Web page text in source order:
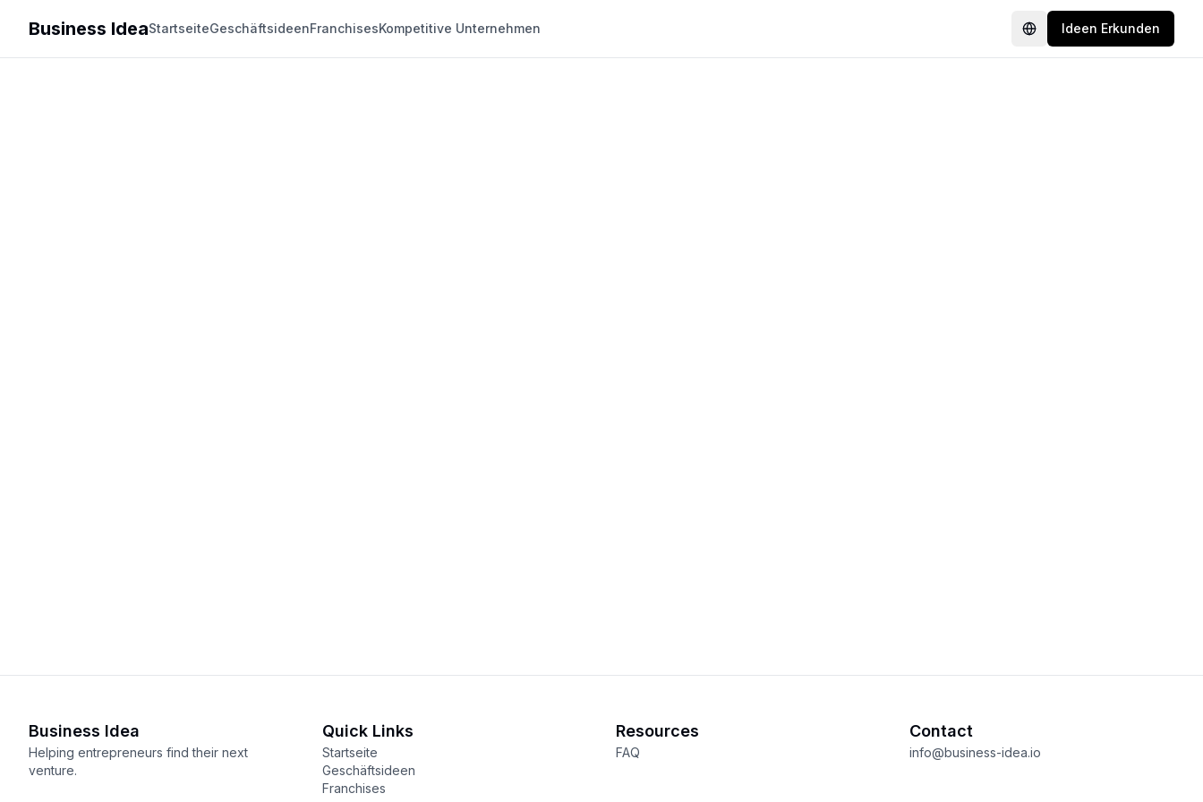
Business IdeaStartseiteGeschäftsideenFranchisesKompetitive Unternehmen LanguageIdeen Erkunden
Business Idea
Helping entrepreneurs find their next
venture.
Quick Links
Startseite
Geschäftsideen
Franchises
Resources
FAQ
Contact
info@business-idea.io